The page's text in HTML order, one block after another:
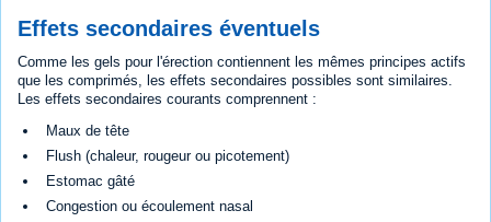
Effets secondaires éventuels
Comme les gels pour l'érection contiennent les mêmes principes actifs
que les comprimés, les effets secondaires possibles sont similaires.
Les effets secondaires courants comprennent :
Maux de tête
Flush (chaleur, rougeur ou picotement)
Estomac gâté
Congestion ou écoulement nasal